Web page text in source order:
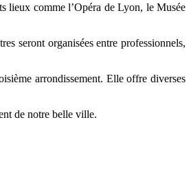
lieux comme l’Opéra de Lyon, le Musée
seront organisées entre professionnels,
arrondissement. Elle offre diverses
de notre belle ville.